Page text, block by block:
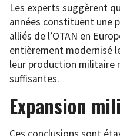
Les experts suggèrent
années constituent une
alliés de l’OTAN en
entièrement modernisé
leur production militaire
suffisantes.
Expansion